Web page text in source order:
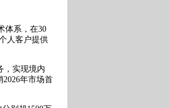
体系，在30
人客户提供
，实现境内
年市场首